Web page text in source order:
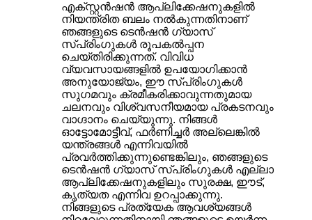
എക്സ്റ്റൻഷൻ ആപ്ലിക്കേഷനുകളിൽ
നിയന്ത്രിത ബലം നൽകുന്നതിനാണ്
ഞങ്ങളുടെ ടെൻഷൻ ഗ്യാസ്
സ്പ്രിംഗുകൾ രൂപകൽപ്പന
ചെയ്തിരിക്കുന്നത്. വിവിധ
വ്യവസായങ്ങളിൽ ഉപയോഗിക്കാൻ
അനുയോജ്യം, ഈ സ്പ്രിംഗുകൾ
സുഗമവും ക്രമീകരിക്കാവുന്നതുമായ
ചലനവും വിശ്വസനീയമായ പ്രകടനവും
വാഗ്ദാനം ചെയ്യുന്നു. നിങ്ങൾ
ഓട്ടോമോട്ടീവ്, ഫർണിച്ചർ അല്ലെങ്കിൽ
യന്ത്രങ്ങൾ എന്നിവയിൽ
പ്രവർത്തിക്കുന്നുണ്ടെങ്കിലും, ഞങ്ങളുടെ
ടെൻഷൻ ഗ്യാസ് സ്പ്രിംഗുകൾ എല്ലാ
ആപ്ലിക്കേഷനുകളിലും സുരക്ഷ, ഈട്,
കൃത്യത എന്നിവ ഉറപ്പാക്കുന്നു.
നിങ്ങളുടെ പ്രത്യേക ആവശ്യങ്ങൾ